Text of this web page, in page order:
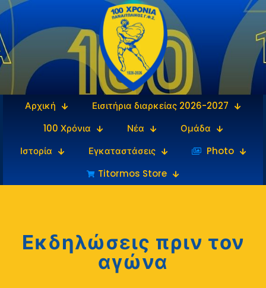
Αρχική
Εισιτήρια διαρκείας 2026-2027
100 Χρόνια
Νέα
Ομάδα
Ιστορία
Εγκαταστάσεις
‎‏‏‎ ‎Photo
Titormos Store
Εκδηλώσεις πριν τον
αγώνα